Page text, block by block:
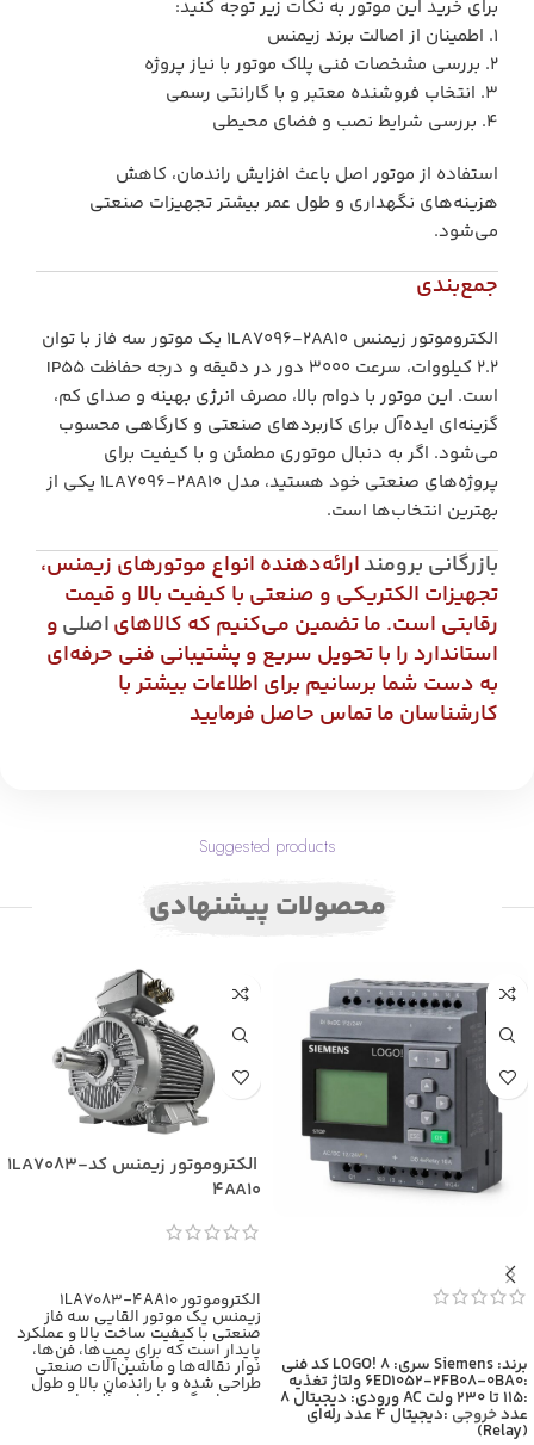
برای خرید این موتور به نکات زیر توجه کنید:
1. اطمینان از اصالت برند زیمنس
2. بررسی مشخصات فنی پلاک موتور با نیاز پروژه
3. انتخاب فروشنده معتبر و با گارانتی رسمی
4. بررسی شرایط نصب و فضای محیطی
استفاده از موتور اصل باعث افزایش راندمان، کاهش
هزینه‌های نگهداری و طول عمر بیشتر تجهیزات صنعتی
می‌شود.
جمع‌بندی
الکتروموتور زیمنس 1LA7096-2AA10 یک موتور سه فاز با توان
2.2 کیلووات، سرعت 3000 دور در دقیقه و درجه حفاظت IP55
است. این موتور با دوام بالا، مصرف انرژی بهینه و صدای کم،
گزینه‌ای ایده‌آل برای کاربردهای صنعتی و کارگاهی محسوب
می‌شود. اگر به دنبال موتوری مطمئن و با کیفیت برای
پروژه‌های صنعتی خود هستید، مدل 1LA7096-2AA10 یکی از
بهترین انتخاب‌ها است.
بازرگانی برومندارائه‌دهنده انواع موتورهای زیمنس،
تجهیزات الکتریکی و صنعتی با کیفیت بالا و قیمت
رقابتی است. ما تضمین می‌کنیم که کالاهایاصلیو
استاندارد را با تحویل سریع و پشتیبانی فنی حرفه‌ای
به دست شما برسانیم برای اطلاعات بیشتر با
کارشناسان ما تماس حاصل فرمایید
Suggested products
محصولات پیشنهادی
برند: Siemens سری: LOGO! 8 کد فنی
:6ED1052-2FB08-0BA0 ولتاژ تغذیه
:115 تا 230 ولت AC ورودی: دیجیتال 8
عددخروجی :دیجیتال 4 عدد رله‌ای
(Relay)
الکتروموتور زیمنس کد1LA7083-
4AA10
الکتروموتور 1LA7083-4AA10
زیمنس یک موتور القایی سه فاز
صنعتی با کیفیت ساخت بالا و عملکرد
پایدار است که برای پمپ‌ها، فن‌ها،
نوار نقاله‌ها و ماشین‌آلات صنعتی
طراحی شده و با راندمان بالا و طول
عمر زیاد، گزینه‌ای ایده‌آل برای